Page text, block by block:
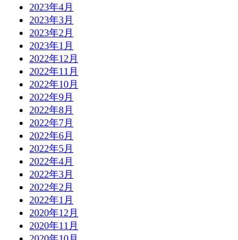
2023年4月
2023年3月
2023年2月
2023年1月
2022年12月
2022年11月
2022年10月
2022年9月
2022年8月
2022年7月
2022年6月
2022年5月
2022年4月
2022年3月
2022年2月
2022年1月
2020年12月
2020年11月